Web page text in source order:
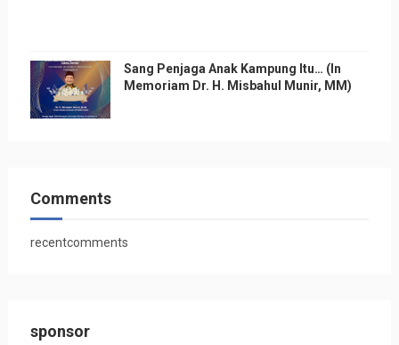
Sang Penjaga Anak Kampung Itu… (In
Memoriam Dr. H. Misbahul Munir, MM)
Comments
recentcomments
sponsor